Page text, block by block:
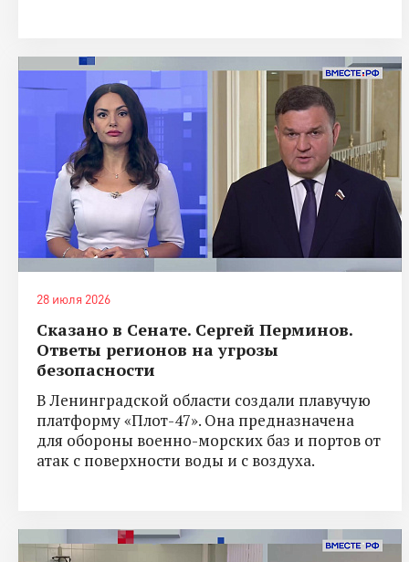
28 июля 2026
Сказано в Сенате. Сергей Перминов.
Ответы регионов на угрозы
безопасности
В Ленинградской области создали плавучую
платформу «Плот-47». Она предназначена
для обороны военно-морских баз и портов от
атак с поверхности воды и с воздуха.